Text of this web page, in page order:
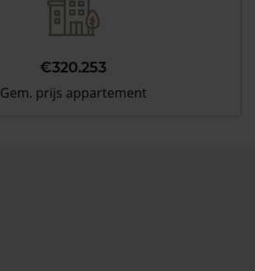
€320.253
Gem. prijs appartement